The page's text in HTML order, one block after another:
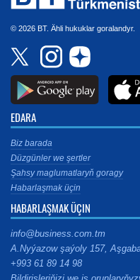
© 2026 BT. Ähli hukuklar goralandyr.
EDARA
Biz barada
Düzgünler we şertler
Şahsy maglumatlaryň goragy
Habarlaşmak üçin
HABARLAŞMAK ÜÇIN
info@business.com.tm
A.Nyýazow şaýoly 157,
+993 61 89 14 98